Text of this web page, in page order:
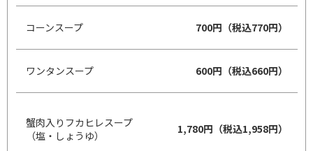
コーンスープ 700円（税込770円）
ワンタンスープ 600円（税込660円）
蟹肉入りフカヒレスープ
（塩・しょうゆ）
1,780円（税込1,958円）